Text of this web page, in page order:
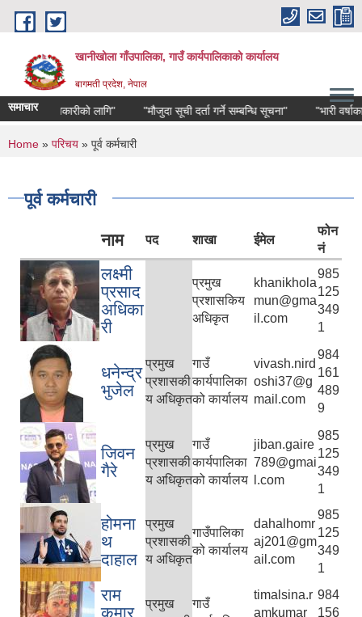
Skip to main content
खानीखोला गाँउपालिका, गाउँ कार्यपालिकाको कार्यालय
बागमती प्रदेश, नेपाल
समाचार
"जानकारीको लागि" "मौजुदा सूची दर्ता गर्ने सम्बन्धि सूचना" "भारी
You are here
Home » परिचय » पूर्व कर्मचारी
पूर्व कर्मचारी
नाम पद शाखा ईमेल
फोन
नं
लक्ष्मी
प्रसाद
अधिका
री
प्रमुख
प्रशासकिय
अधिकृत
khanikhola
mun@gma
il.com
985
125
349
1
धनेन्द्र
भुजेल
प्रमुख
प्रशासकी
य अधिकृत
गाउँ
कार्यपालिका
को कार्यालय
vivash.nird
oshi37@g
mail.com
984
161
489
9
जिवन
गैरे
प्रमुख
प्रशासकी
य अधिकृत
गाउँ
कार्यपालिका
को कार्यालय
jiban.gaire
789@gmai
l.com
985
125
349
1
होमना
थ
दाहाल
प्रमुख
प्रशासकी
य अधिकृत
गाउँपालिका
को कार्यालय
dahalhomr
aj201@gm
ail.com
985
125
349
1
राम
कुमार
प्रमुख
गाउँ
timalsina.r
amkumar
984
156